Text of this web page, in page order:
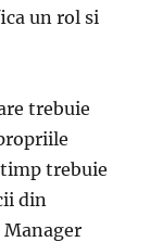
un rol si
trebuie
trebuie
din
Manager